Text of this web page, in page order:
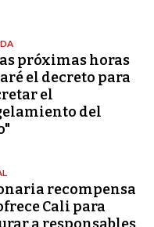
próximas horas
el decreto para
el
del
recompensa
Cali para